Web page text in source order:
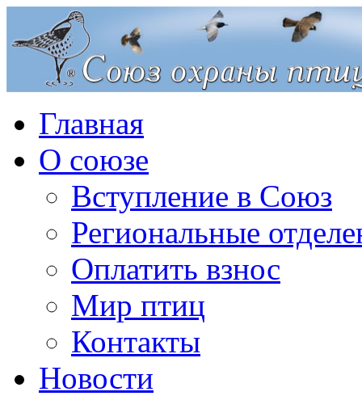
Главная
О союзе
Вступление в Союз
Региональные
Оплатить взнос
Мир птиц
Контакты
Новости